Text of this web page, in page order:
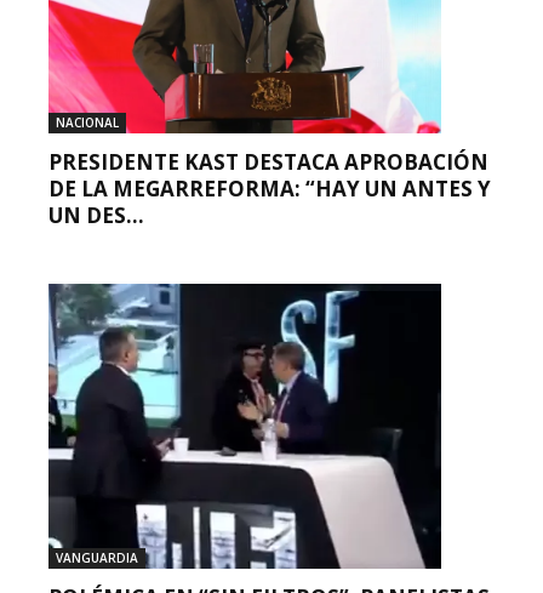
NACIONAL
PRESIDENTE KAST DESTACA APROBACIÓN
DE LA MEGARREFORMA: “HAY UN ANTES Y
UN DES...
VANGUARDIA